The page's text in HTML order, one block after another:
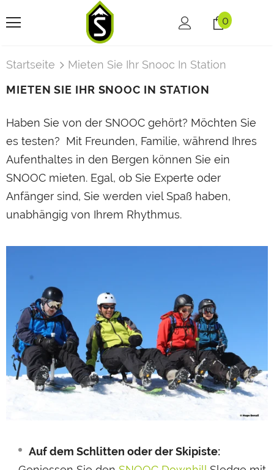
0
Startseite
Mieten Sie Ihr Snooc In Station
MIETEN SIE IHR SNOOC IN STATION
Haben Sie von der SNOOC gehört? Möchten Sie
es testen? Mit Freunden, Familie, während Ihres
Aufenthaltes in den Bergen können Sie ein
SNOOC mieten. Egal, ob Sie Experte oder
Anfänger sind, Sie werden viel Spaß haben,
unabhängig von Ihrem Rhythmus.
Auf dem Schlitten oder der Skipiste: